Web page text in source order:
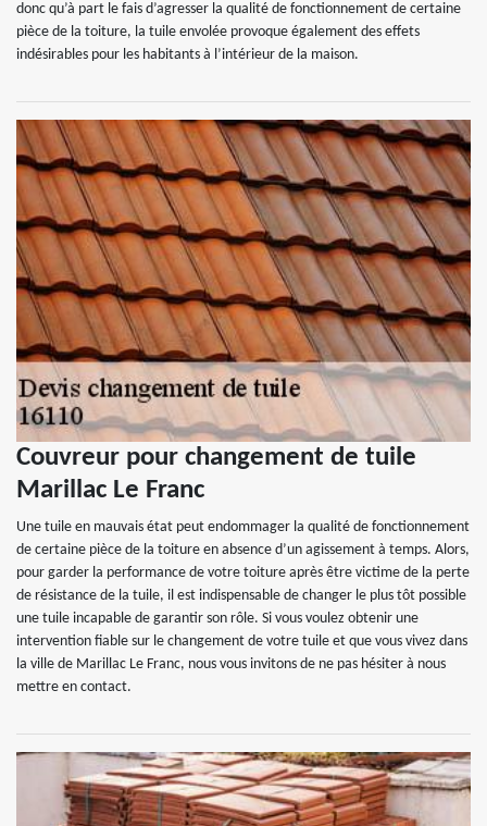
donc qu’à part le fais d’agresser la qualité de fonctionnement de certaine
pièce de la toiture, la tuile envolée provoque également des effets
indésirables pour les habitants à l’intérieur de la maison.
Couvreur pour changement de tuile
Marillac Le Franc
Une tuile en mauvais état peut endommager la qualité de fonctionnement
de certaine pièce de la toiture en absence d’un agissement à temps. Alors,
pour garder la performance de votre toiture après être victime de la perte
de résistance de la tuile, il est indispensable de changer le plus tôt possible
une tuile incapable de garantir son rôle. Si vous voulez obtenir une
intervention fiable sur le changement de votre tuile et que vous vivez dans
la ville de Marillac Le Franc, nous vous invitons de ne pas hésiter à nous
mettre en contact.